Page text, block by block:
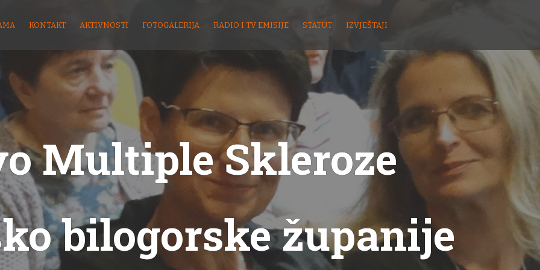
KONTAKT AKTIVNOSTI FOTOGALERIJA RADIO I TV EMISIJE STATUT IZVJEŠTAJI
Multiple Skleroze
bilogorske županije